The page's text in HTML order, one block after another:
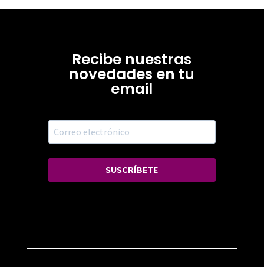
Recibe nuestras
novedades en tu
email
SUSCRÍBETE